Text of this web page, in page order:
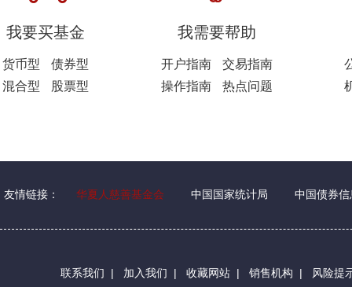
我要买基金
货币型
债券型
混合型
股票型
我需要帮助
开户指南
交易指南
操作指南
热点问题
友情链接： 华夏人慈善基金会 中国国家统计局 中国债券信
联系我们 | 加入我们 | 收藏网站 | 销售机构 | 风险提